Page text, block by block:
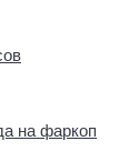
на фаркоп